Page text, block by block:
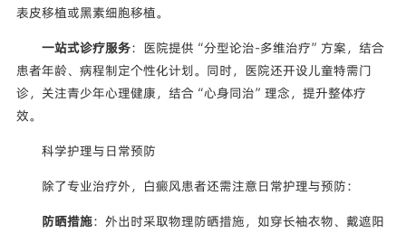
表皮移植或黑素细胞移植。
一站式诊疗服务：医院提供“分型论治-多维治疗”方案，结合
患者年龄、病程制定个性化计划。同时，医院还开设儿童特需门
诊，关注青少年心理健康，结合“心身同治”理念，提升整体疗
效。
科学护理与日常预防
除了专业治疗外，白癜风患者还需注意日常护理与预防：
防晒措施：外出时采取物理防晒措施，如穿长袖衣物、戴遮阳